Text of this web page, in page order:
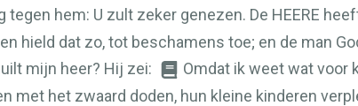
tegen hem: U zult zeker genezen. De HEERE
hield dat zo, tot beschamens toe; en de man
mijn heer? Hij zei:
Omdat ik weet wat voor
met het zwaard doden, hun kleine kinderen